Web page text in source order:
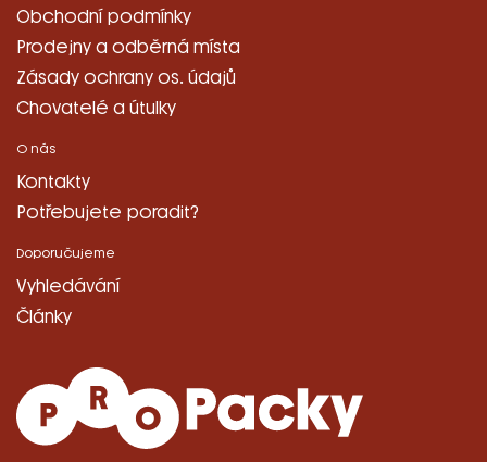
Obchodní podmínky
Prodejny a odběrná místa
Zásady ochrany os. údajů
Chovatelé a útulky
O nás
Kontakty
Potřebujete poradit?
Doporučujeme
Vyhledávání
Články